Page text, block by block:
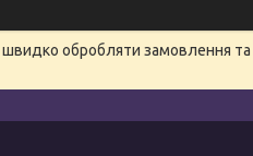
обробляти замовлення